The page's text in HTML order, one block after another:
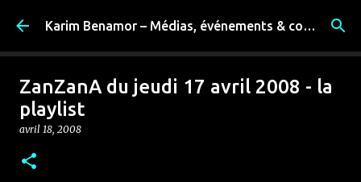
Accéder au contenu principal Karim Benamor – Médias, événements & coulisses
ZanZanA du jeudi 17 avril 2008 - la
playlist
avril 18, 2008